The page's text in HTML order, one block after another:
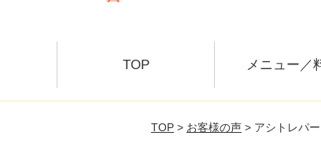
TOP メニュー／
TOP > お客様の声 > アシトレパ